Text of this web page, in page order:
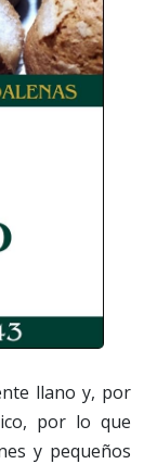
llano y, por
por lo que
y pequeños